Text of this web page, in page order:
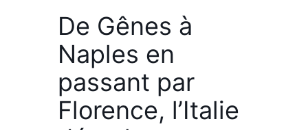
De Gênes à
Naples en
passant par
Florence, l’Italie